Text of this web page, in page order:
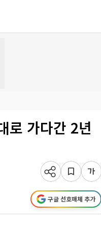
로 가다간 2년
구글 선호매체 추가